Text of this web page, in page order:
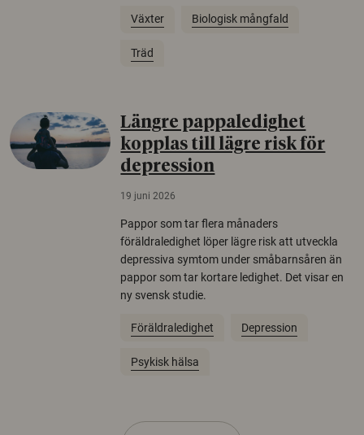
Växter Biologisk mångfald
Träd
Längre pappaledighet
kopplas till lägre risk för
depression
19 juni 2026
Pappor som tar flera månaders
föräldraledighet löper lägre risk att utveckla
depressiva symtom under småbarnsåren än
pappor som tar kortare ledighet. Det visar en
ny svensk studie.
Föräldraledighet Depression
Psykisk hälsa